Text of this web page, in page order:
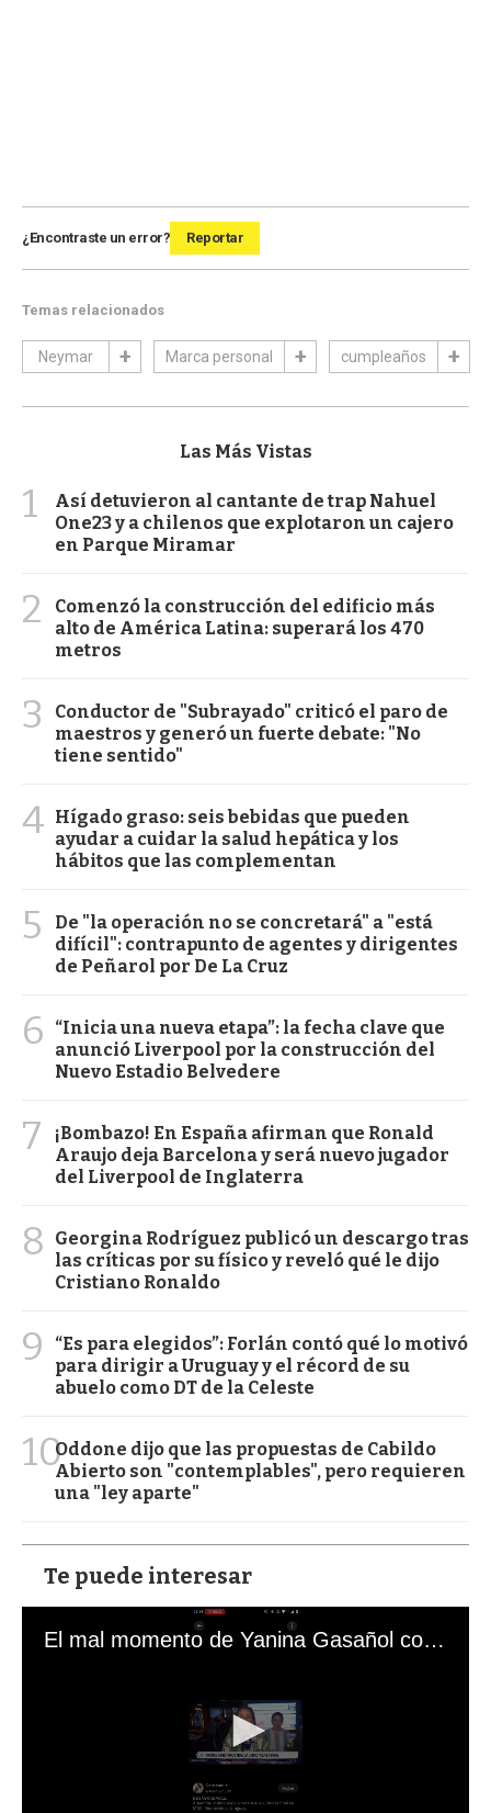
¿Encontraste un error? Reportar
Temas relacionados
Neymar Marca personal cumpleaños
Las Más Vistas
1
Así detuvieron al cantante de trap Nahuel
One23 y a chilenos que explotaron un cajero
en Parque Miramar
2
Comenzó la construcción del edificio más
alto de América Latina: superará los 470
metros
3
Conductor de "Subrayado" criticó el paro de
maestros y generó un fuerte debate: "No
tiene sentido"
4 Hígado graso: seis bebidas que pueden
ayudar a cuidar la salud hepática y los
hábitos que las complementan
5
De "la operación no se concretará" a "está
difícil": contrapunto de agentes y dirigentes
de Peñarol por De La Cruz
6
“Inicia una nueva etapa”: la fecha clave que
anunció Liverpool por la construcción del
Nuevo Estadio Belvedere
7
¡Bombazo! En España afirman que Ronald
Araujo deja Barcelona y será nuevo jugador
del Liverpool de Inglaterra
8
Georgina Rodríguez publicó un descargo tras
las críticas por su físico y reveló qué le dijo
Cristiano Ronaldo
9
“Es para elegidos”: Forlán contó qué lo motivó
para dirigir a Uruguay y el récord de su
abuelo como DT de la Celeste
10Oddone dijo que las propuestas de Cabildo
Abierto son "contemplables", pero requieren
una "ley aparte"
Te puede interesar
El mal momento de Yanina Gasañol con un hincha argentino en "Subrayado"